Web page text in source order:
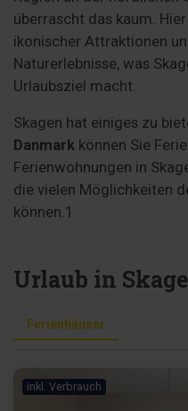
überrascht das kaum.
ikonischer Attraktionen
Naturerlebnisse, was
Urlaubsziel macht.
Skagen hat einiges zu
Danmark können Sie
Ferienwohnungen in
die vielen Möglichkeiten
können.1
Urlaub in
Ferienhäuser
inkl. Verbrauch